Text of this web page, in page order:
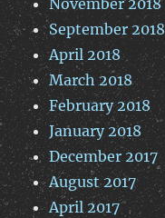
November 2018
September 2018
April 2018
March 2018
February 2018
January 2018
December 2017
August 2017
April 2017